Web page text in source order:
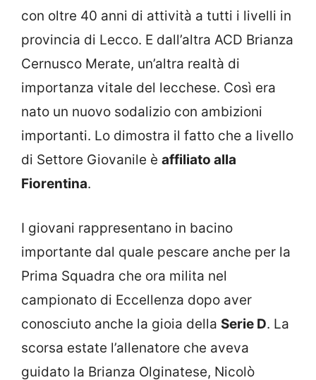
con oltre 40 anni di attività a tutti i livelli in
provincia di Lecco. E dall’altra ACD Brianza
Cernusco Merate, un’altra realtà di
importanza vitale del lecchese. Così era
nato un nuovo sodalizio con ambizioni
importanti. Lo dimostra il fatto che a livello
di Settore Giovanile è affiliato alla
Fiorentina.
I giovani rappresentano in bacino
importante dal quale pescare anche per la
Prima Squadra che ora milita nel
campionato di Eccellenza dopo aver
conosciuto anche la gioia della Serie D. La
scorsa estate l’allenatore che aveva
guidato la Brianza Olginatese, Nicolò